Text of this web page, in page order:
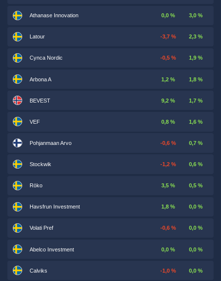
Athanase Innovation 0,0 % 3,0 %
Latour -3,7 % 2,3 %
Cynca Nordic -0,5 % 1,9 %
Arbona A 1,2 % 1,8 %
BEVEST 9,2 % 1,7 %
VEF 0,8 % 1,6 %
Pohjanmaan Arvo -0,6 % 0,7 %
Stockwik -1,2 % 0,6 %
Röko 3,5 % 0,5 %
Havsfrun Investment 1,8 % 0,0 %
Volati Pref -0,6 % 0,0 %
Abelco Investment 0,0 % 0,0 %
Calviks -1,0 % 0,0 %